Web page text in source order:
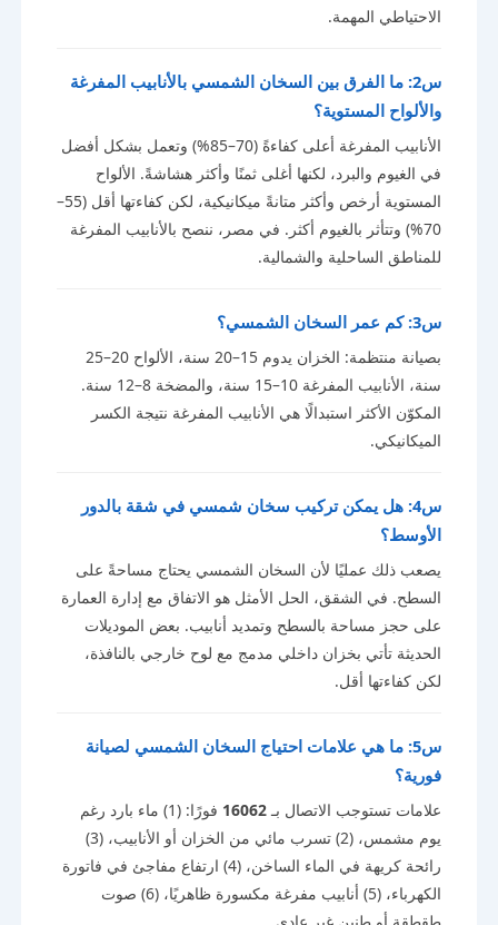
الاحتياطي المهمة.
س2: ما الفرق بين السخان الشمسي بالأنابيب المفرغة
والألواح المستوية؟
الأنابيب المفرغة أعلى كفاءةً (70–85%) وتعمل بشكل أفضل
في الغيوم والبرد، لكنها أغلى ثمنًا وأكثر هشاشةً. الألواح
المستوية أرخص وأكثر متانةً ميكانيكية، لكن كفاءتها أقل (55–
70%) وتتأثر بالغيوم أكثر. في مصر، ننصح بالأنابيب المفرغة
للمناطق الساحلية والشمالية.
س3: كم عمر السخان الشمسي؟
بصيانة منتظمة: الخزان يدوم 15–20 سنة، الألواح 20–25
سنة، الأنابيب المفرغة 10–15 سنة، والمضخة 8–12 سنة.
المكوّن الأكثر استبدالًا هي الأنابيب المفرغة نتيجة الكسر
الميكانيكي.
س4: هل يمكن تركيب سخان شمسي في شقة بالدور
الأوسط؟
يصعب ذلك عمليًا لأن السخان الشمسي يحتاج مساحةً على
السطح. في الشقق، الحل الأمثل هو الاتفاق مع إدارة العمارة
على حجز مساحة بالسطح وتمديد أنابيب. بعض الموديلات
الحديثة تأتي بخزان داخلي مدمج مع لوح خارجي بالنافذة،
لكن كفاءتها أقل.
س5: ما هي علامات احتياج السخان الشمسي لصيانة
فورية؟
علامات تستوجب الاتصال بـ16062
فورًا: (1) ماء بارد رغم
يوم مشمس، (2) تسرب مائي من الخزان أو الأنابيب، (3)
رائحة كريهة في الماء الساخن، (4) ارتفاع مفاجئ في فاتورة
الكهرباء، (5) أنابيب مفرغة مكسورة ظاهريًا، (6) صوت